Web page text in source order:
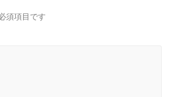
須項目です